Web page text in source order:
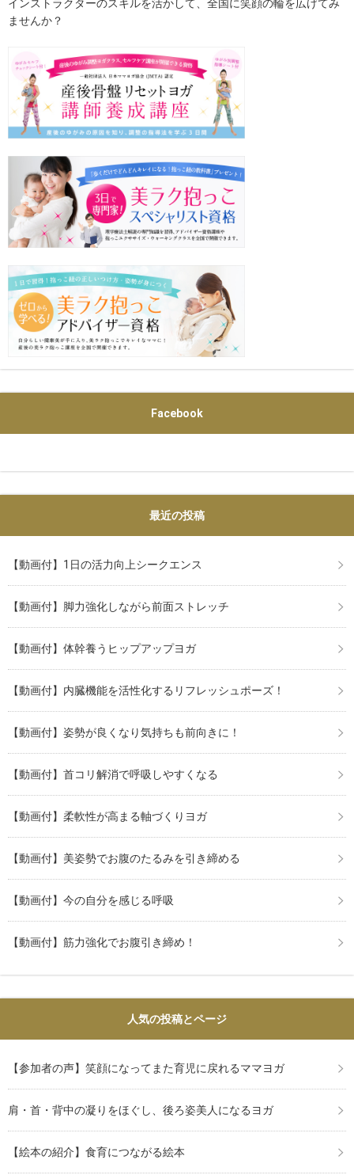
インストラクターのスキルを活かして、全国に笑顔の輪を広げてみ
ませんか？
Facebook
最近の投稿
【動画付】1日の活力向上シークエンス
【動画付】脚力強化しながら前面ストレッチ
【動画付】体幹養うヒップアップヨガ
【動画付】内臓機能を活性化するリフレッシュポーズ！
【動画付】姿勢が良くなり気持ちも前向きに！
【動画付】首コリ解消で呼吸しやすくなる
【動画付】柔軟性が高まる軸づくりヨガ
【動画付】美姿勢でお腹のたるみを引き締める
【動画付】今の自分を感じる呼吸
【動画付】筋力強化でお腹引き締め！
人気の投稿とページ
【参加者の声】笑顔になってまた育児に戻れるママヨガ
肩・首・背中の凝りをほぐし、後ろ姿美人になるヨガ
【絵本の紹介】食育につながる絵本